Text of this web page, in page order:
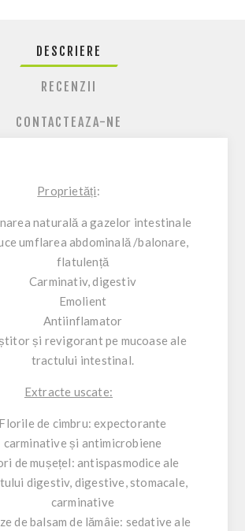
DESCRIERE
RECENZII
CONTACTEAZA-NE
Proprietăți:
naturală a gazelor intestinale
umflarea abdominală /balonare,
flatulență
Carminativ, digestiv
Emolient
Antiinflamator
și revigorant pe mucoase ale
tractului intestinal.
Extracte uscate:
Florile de cimbru: expectorante
carminative și antimicrobiene
de mușețel: antispasmodice ale
digestiv, digestive, stomacale,
carminative
de balsam de lămâie: sedative ale